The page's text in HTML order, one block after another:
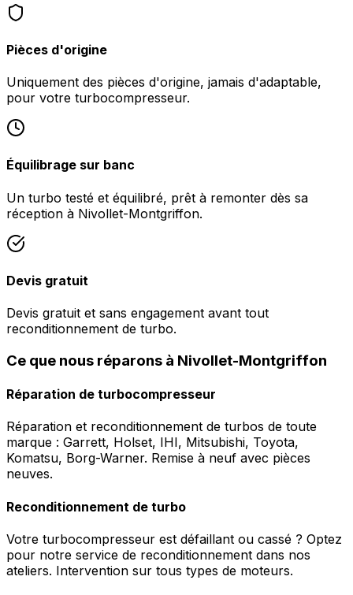
Pièces d'origine
Uniquement des pièces d'origine, jamais d'adaptable,
pour votre turbocompresseur.
Équilibrage sur banc
Un turbo testé et équilibré, prêt à remonter dès sa
réception à Nivollet-Montgriffon.
Devis gratuit
Devis gratuit et sans engagement avant tout
reconditionnement de turbo.
Ce que nous réparons à Nivollet-Montgriffon
Réparation de turbocompresseur
Réparation et reconditionnement de turbos de toute
marque : Garrett, Holset, IHI, Mitsubishi, Toyota,
Komatsu, Borg-Warner. Remise à neuf avec pièces
neuves.
Reconditionnement de turbo
Votre turbocompresseur est défaillant ou cassé ? Optez
pour notre service de reconditionnement dans nos
ateliers. Intervention sur tous types de moteurs.